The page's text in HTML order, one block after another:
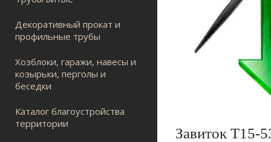
Декоративный прокат и
профильные трубы
Хозблоки, гаражи, навесы и
козырьки, перголы и
беседки
Каталог благоустройства
территории
Завиток Т15-